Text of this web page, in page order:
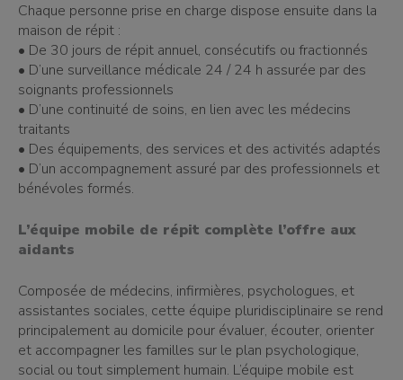
Chaque personne prise en charge dispose ensuite dans la
maison de répit :
• De 30 jours de répit annuel, consécutifs ou fractionnés
• D’une surveillance médicale 24 / 24 h assurée par des
soignants professionnels
• D’une continuité de soins, en lien avec les médecins
traitants
• Des équipements, des services et des activités adaptés
• D’un accompagnement assuré par des professionnels et
bénévoles formés.
L’équipe mobile de répit complète l’offre aux
aidants
Composée de médecins, infirmières, psychologues, et
assistantes sociales, cette équipe pluridisciplinaire se rend
principalement au domicile pour évaluer, écouter, orienter
et accompagner les familles sur le plan psychologique,
social ou tout simplement humain. L’équipe mobile est